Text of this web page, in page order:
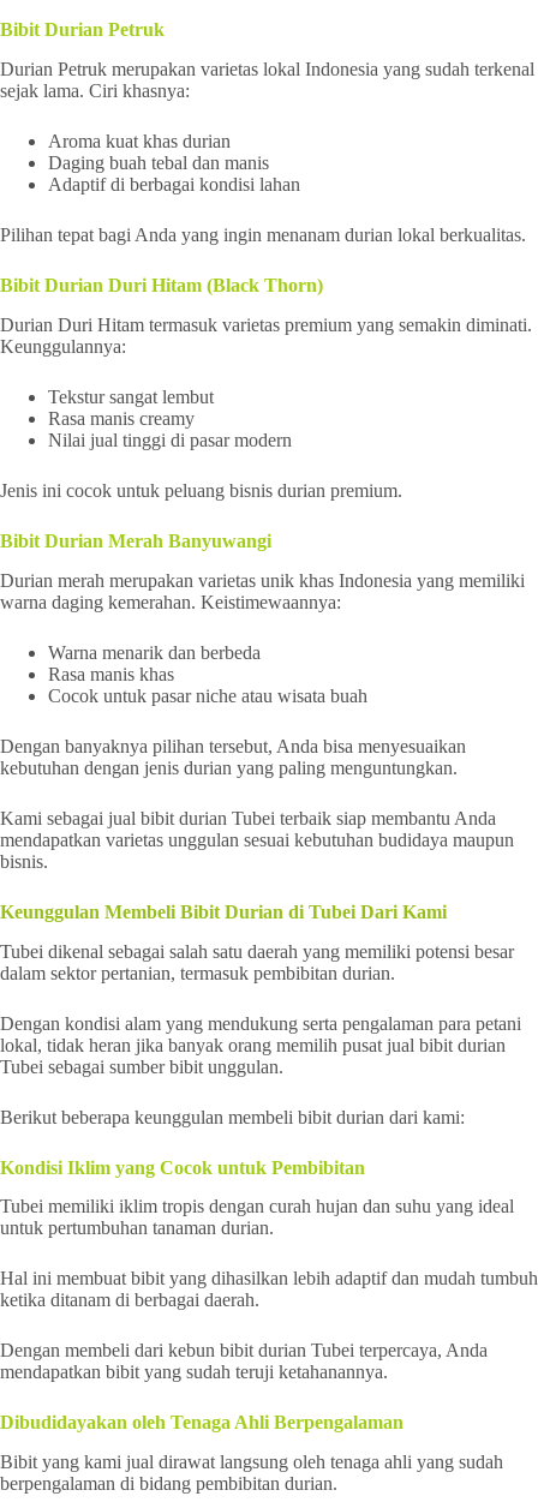
Bibit Durian Petruk
Durian Petruk merupakan varietas lokal Indonesia yang sudah terkenal
sejak lama. Ciri khasnya:
Aroma kuat khas durian
Daging buah tebal dan manis
Adaptif di berbagai kondisi lahan
Pilihan tepat bagi Anda yang ingin menanam durian lokal berkualitas.
Bibit Durian Duri Hitam (Black Thorn)
Durian Duri Hitam termasuk varietas premium yang semakin diminati.
Keunggulannya:
Tekstur sangat lembut
Rasa manis creamy
Nilai jual tinggi di pasar modern
Jenis ini cocok untuk peluang bisnis durian premium.
Bibit Durian Merah Banyuwangi
Durian merah merupakan varietas unik khas Indonesia yang memiliki
warna daging kemerahan. Keistimewaannya:
Warna menarik dan berbeda
Rasa manis khas
Cocok untuk pasar niche atau wisata buah
Dengan banyaknya pilihan tersebut, Anda bisa menyesuaikan
kebutuhan dengan jenis durian yang paling menguntungkan.
Kami sebagai jual bibit durian Tubei terbaik siap membantu Anda
mendapatkan varietas unggulan sesuai kebutuhan budidaya maupun
bisnis.
Keunggulan Membeli Bibit Durian di Tubei Dari Kami
Tubei dikenal sebagai salah satu daerah yang memiliki potensi besar
dalam sektor pertanian, termasuk pembibitan durian.
Dengan kondisi alam yang mendukung serta pengalaman para petani
lokal, tidak heran jika banyak orang memilih pusat jual bibit durian
Tubei sebagai sumber bibit unggulan.
Berikut beberapa keunggulan membeli bibit durian dari kami:
Kondisi Iklim yang Cocok untuk Pembibitan
Tubei memiliki iklim tropis dengan curah hujan dan suhu yang ideal
untuk pertumbuhan tanaman durian.
Hal ini membuat bibit yang dihasilkan lebih adaptif dan mudah tumbuh
ketika ditanam di berbagai daerah.
Dengan membeli dari kebun bibit durian Tubei terpercaya, Anda
mendapatkan bibit yang sudah teruji ketahanannya.
Dibudidayakan oleh Tenaga Ahli Berpengalaman
Bibit yang kami jual dirawat langsung oleh tenaga ahli yang sudah
berpengalaman di bidang pembibitan durian.